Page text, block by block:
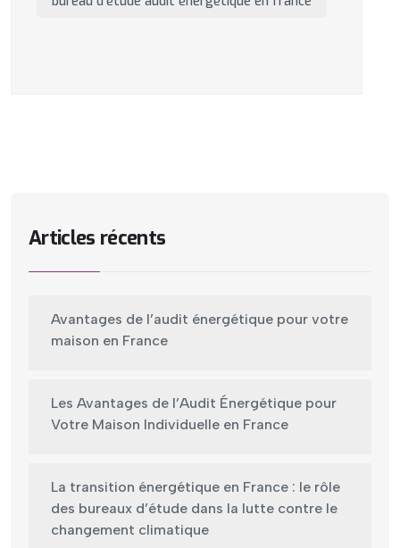
Articles récents
Avantages de l’audit énergétique pour votre
maison en France
Les Avantages de l’Audit Énergétique pour
Votre Maison Individuelle en France
La transition énergétique en France : le rôle
des bureaux d’étude dans la lutte contre le
changement climatique